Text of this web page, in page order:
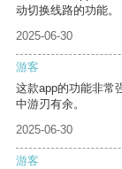
动切换线路的功能。
2025-06-30
游客
这款app的功能非常
中游刃有余。
2025-06-30
游客